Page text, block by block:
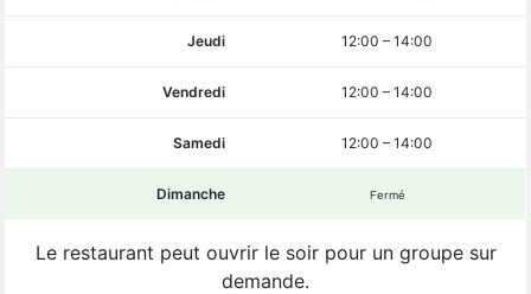
Jeudi 12:00 –14:00
Vendredi 12:00 –14:00
Samedi 12:00 –14:00
Dimanche Fermé
Le restaurant peut ouvrir le soir pour un groupe sur
demande.